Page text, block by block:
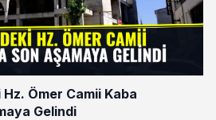
Ömer Camii Kaba
Gelindi